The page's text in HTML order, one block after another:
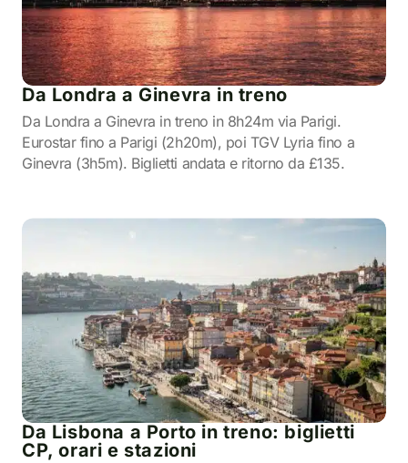
Da Londra a Ginevra in treno
Da Londra a Ginevra in treno in 8h24m via Parigi.
Eurostar fino a Parigi (2h20m), poi TGV Lyria fino a
Ginevra (3h5m). Biglietti andata e ritorno da £135.
Da Lisbona a Porto in treno: biglietti
CP, orari e stazioni